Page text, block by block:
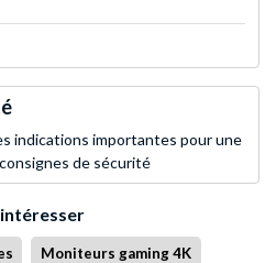
indications importantes pour une
de sécurité
Moniteurs gaming 4K